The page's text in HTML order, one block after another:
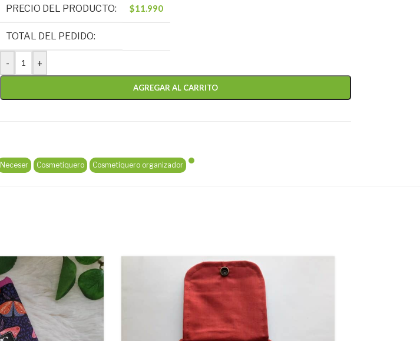
PRECIO DEL PRODUCTO: $11.990
TOTAL DEL PEDIDO:
- +
AGREGAR AL CARRITO
Neceser Cosmetiquero Cosmetiquero organizador